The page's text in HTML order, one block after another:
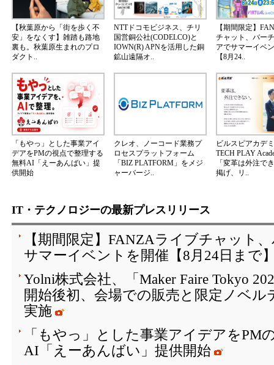
【秋葉原から「街を歩く不
安」をなくす】雑踏も路地
裏も。秋葉原生まれのプロ
ダクト..
NTTドコモビジネス、チリ
国営銅公社(CODELCO)と
IOWN(R) APNを活用した銅
鉱山遠隔オ..
【期間限定】
チャット、バー
アでサマーイベ
【8月24..
「もやっ」とした事業アイ
デアをPMの視点で整理する
無料AI「えーあんばい」提
供開始
クレオ、ノーコード業務プ
ロセスプラットフォーム
「BIZ PLATFORM」をメジ
ャーバージ..
ビルスピアカデ
TECH PLAY
「変革は外注で
掲げ、リ..
IT・テクノロジーの最新プレスリリース
【期間限定】FANZAライブチャット
サマーイベントを開催【8月24日まで
Yolni株式会社、「Maker Faire Tokyo
開始後初、会場での販売と限定ノベ
実施
「もやっ」とした事業アイデアをPM
AI「えーあんばい」提供開始